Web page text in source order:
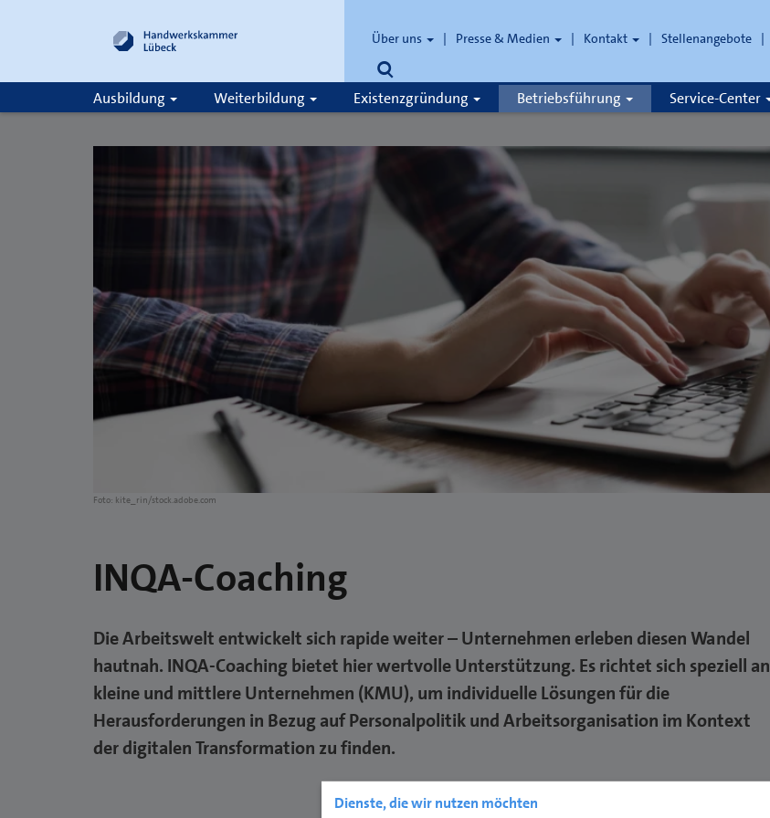
Über uns Presse & Medien Kontakt Stellenangebote
Ausbildung Weiterbildung Existenzgründung Betriebsführung Service-Center
Foto: kite_rin/stock.adobe.com
INQA-Coaching
Die Arbeitswelt entwickelt sich rapide weiter – Unternehmen erleben diesen Wandel
hautnah. INQA-Coaching bietet hier wertvolle Unterstützung. Es richtet sich speziell an
kleine und mittlere Unternehmen (KMU), um individuelle Lösungen für die
Herausforderungen in Bezug auf Personalpolitik und Arbeitsorganisation im Kontext
der digitalen Transformation zu finden.
Dienste, die wir nutzen möchten